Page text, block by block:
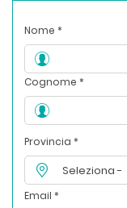
Nome *
Cognome *
Provincia *
Email *